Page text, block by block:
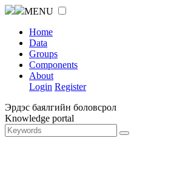
MENU
Home
Data
Groups
Components
About
Login Register
Эрдэс баялгийн боловсрол
Knowledge portal